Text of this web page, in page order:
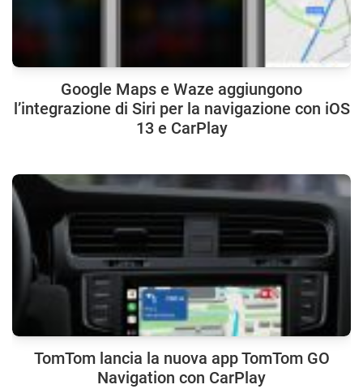
Google Maps e Waze aggiungono
l’integrazione di Siri per la navigazione con iOS
13 e CarPlay
TomTom lancia la nuova app TomTom GO
Navigation con CarPlay